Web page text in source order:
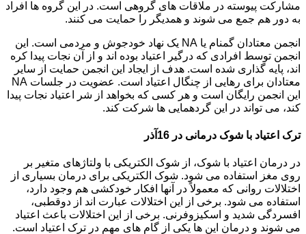
مشارکت پیوسته در ملاقات های گروهی است. در این گروه ها افراد
به دور هم جمع می شوند و همدیگر را حمایت می کنند.
انجمن معتادان گمنام یا NA یک نهاد خودجوش و مردمی است. این
انجمن توسط افرادی که درگیر اعتیاد بوده اند و از آن نجات پیدا کره
اند، پایه گذاری شده است. هدف از ایجاد این انجمن حمایت از سایر
معتادان برای رهایی از چنگال اعتیاد است. عضویت در جلسات NA
این انجمن رایگان است و هر کسی که بخواهد از شر اعتیاد نجات پیدا
کند، می تواند در این گردهمایی ها شرکت کند.
ترک اعتیاد با شوک درمانی در 16آذر
در درمان اعتیاد با شوک، از شوک الکتریکی با ولتاژهای متغیر بر
روی مغز استفاده می شود. شوک الکتریکی برای درمان بسیاری از
اختلالات روانی که معمولاً در آنها افکار خودکشی هم وجود دارد،
استفاده می شود. برخی از این اختلالات عبارت اند از دوقطبی،
افسردگی شدید و اسکیزوفرنی. برخی از این اختلالات باعث اعتیاد
می شوند و درمان این ها یکی از گام های مهم در ترک اعتیاد است.